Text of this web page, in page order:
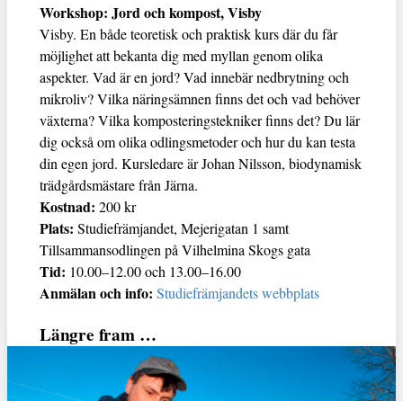
Workshop: Jord och kompost, Visby
Visby. En både teoretisk och praktisk kurs där du får
möjlighet att bekanta dig med myllan genom olika
aspekter. Vad är en jord? Vad innebär nedbrytning och
mikroliv? Vilka näringsämnen finns det och vad behöver
växterna? Vilka komposteringstekniker finns det? Du lär
dig också om olika odlingsmetoder och hur du kan testa
din egen jord. Kursledare är Johan Nilsson, biodynamisk
trädgårdsmästare från Järna.
Kostnad: 200 kr
Plats: Studiefrämjandet, Mejerigatan 1 samt
Tillsammansodlingen på Vilhelmina Skogs gata
Tid: 10.00–12.00 och 13.00–16.00
Anmälan och info: Studiefrämjandets webbplats
Längre fram …